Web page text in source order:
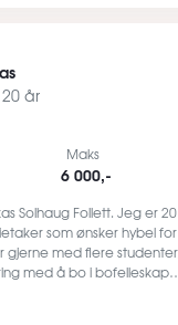
20 år
Maks
6 000,-
Solhaug Follett. Jeg er
som ønsker hybel
gjerne med flere
med å bo i